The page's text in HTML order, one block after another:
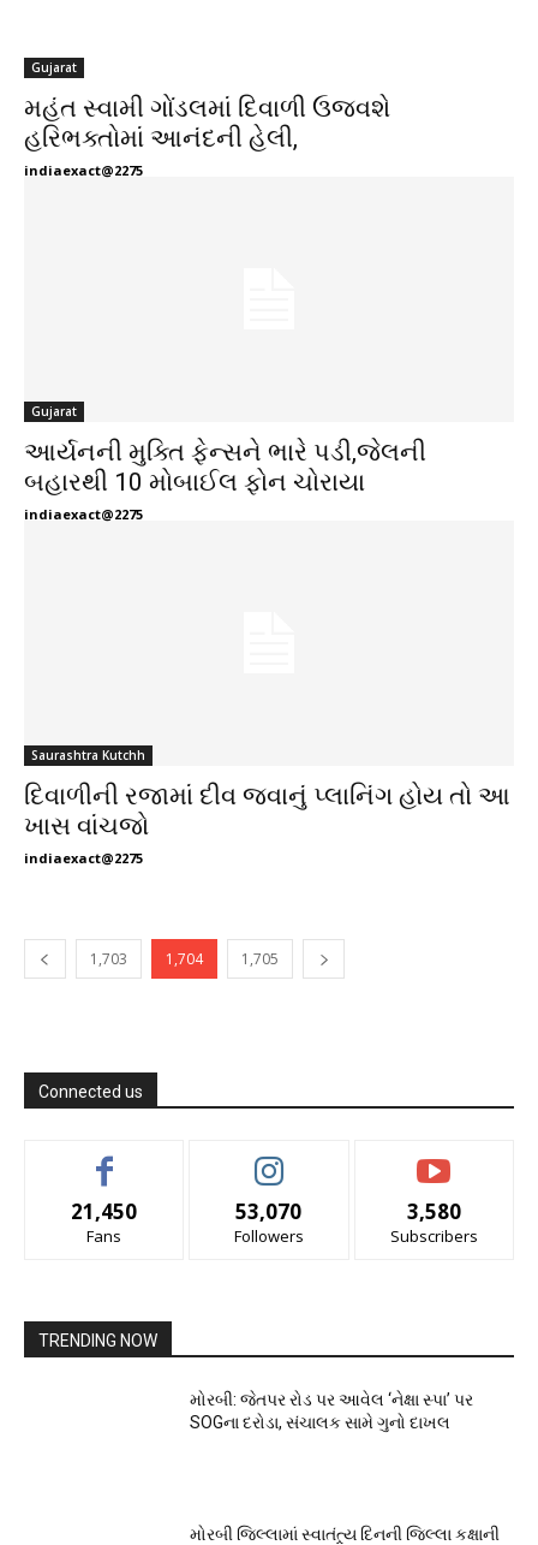
Gujarat
મહંત સ્વામી ગોંડલમાં દિવાળી ઉજવશે
હરિભક્તોમાં આનંદની હેલી,
indiaexact@2275
Gujarat
આર્યનની મુક્તિ ફેન્સને ભારે પડી,જેલની
બહારથી 10 મોબાઈલ ફોન ચોરાયા
indiaexact@2275
Saurashtra Kutchh
દિવાળીની રજામાં દીવ જવાનું પ્લાનિંગ હોય તો આ
ખાસ વાંચજો
indiaexact@2275
1,703 1,704 1,705
Connected us
21,450
Fans
53,070
Followers
3,580
Subscribers
TRENDING NOW
મોરબી: જેતપર રોડ પર આવેલ ‘નેક્ષા સ્પા’ પર
SOGના દરોડા, સંચાલક સામે ગુનો દાખલ
મોરબી જિલ્લામાં સ્વાતંત્ર્ય દિનની જિલ્લા કક્ષાની